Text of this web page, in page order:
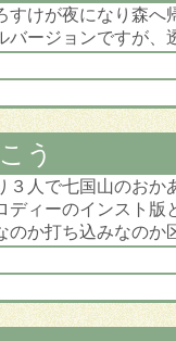
すけが夜になり森
バージョンですが、
う
３人で七国山のお
ディーのインスト
のか打ち込みなのか